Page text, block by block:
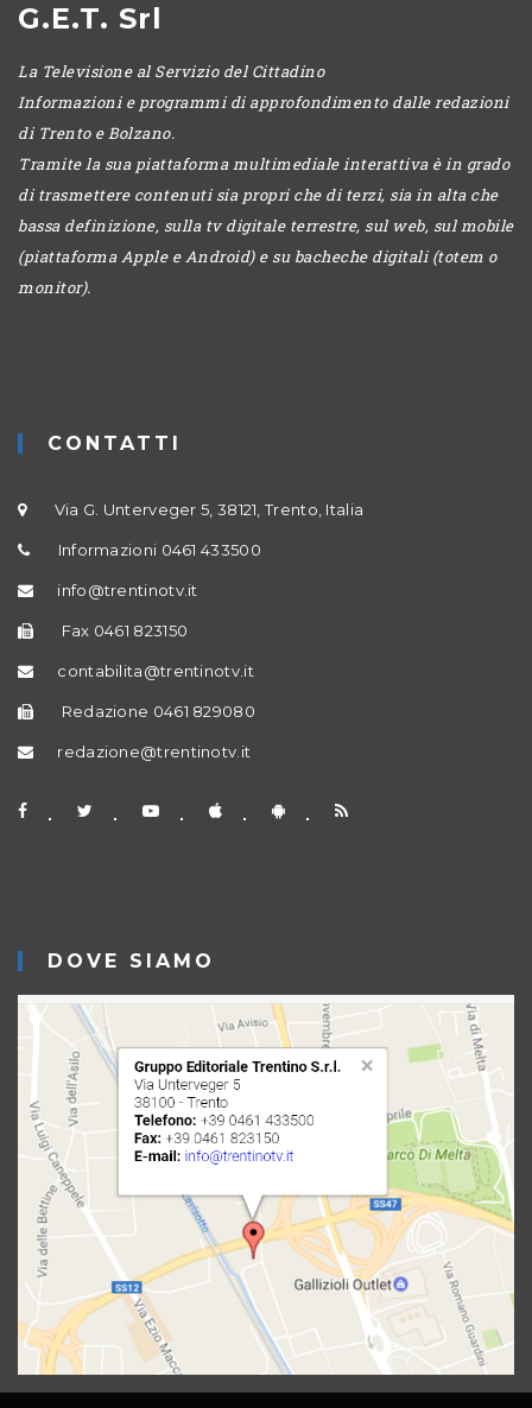
G.E.T. Srl
La Televisione al Servizio del Cittadino
Informazioni e programmi di approfondimento dalle redazioni
di Trento e Bolzano.
Tramite la sua piattaforma multimediale interattiva è in grado
di trasmettere contenuti sia propri che di terzi, sia in alta che
bassa definizione, sulla tv digitale terrestre, sul web, sul mobile
(piattaforma Apple e Android) e su bacheche digitali (totem o
monitor).
CONTATTI
Via G. Unterveger 5, 38121, Trento, Italia
Informazioni 0461 433500
info@trentinotv.it
Fax 0461 823150
contabilita@trentinotv.it
Redazione 0461 829080
redazione@trentinotv.it
DOVE SIAMO